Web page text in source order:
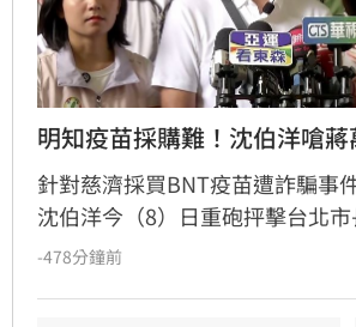
明知疫苗採購難！沈伯洋嗆
針對慈濟採買BNT疫苗遭詐騙事
沈伯洋今（8）日重砲抨擊台北
伯洋指出，蔣萬安過去曾任衛環
-478分鐘前